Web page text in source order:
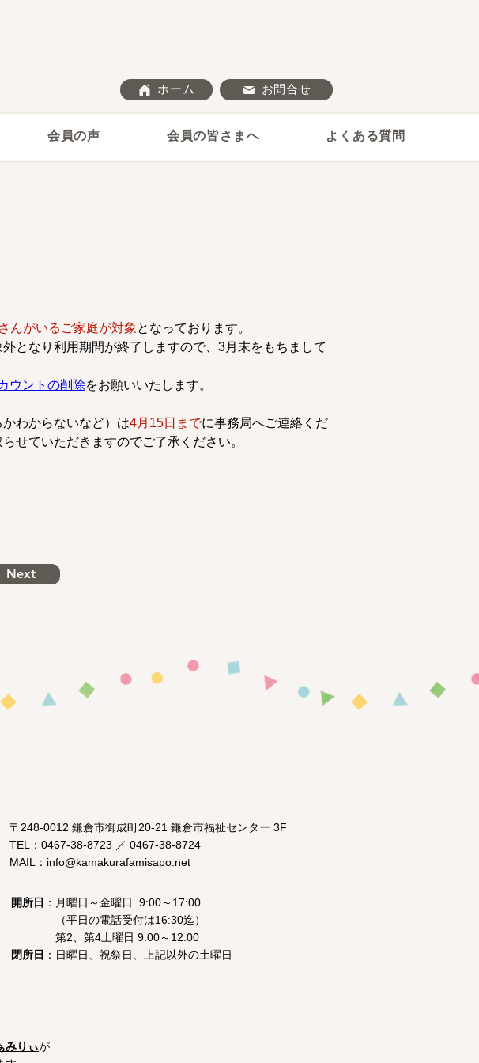
ホーム お問合せ
会員の声 会員の皆さまへ よくある質問
んがいるご家庭が対象 となっております。
となり利用期間が終了しますので、3月末をもちまして
ウントの削除をお願いいたします。
かわからないなど）は4月15日までに事務局へご連絡くだ
せていただきますのでご了承ください。
Next
〒248-0012 鎌倉市御成町20-21 鎌倉市福祉センター 3F
TEL：0467-38-8723 ／ 0467-38-8724
MAIL：info@kamakurafamisapo.net
開所日 ： 月曜日～金曜日 9:00～17:00
（平日の電話受付は16:30迄）
第2、第4土曜日 9:00～12:00
閉所日 ：日曜日、祝祭日、上記以外の土曜日
みりぃが